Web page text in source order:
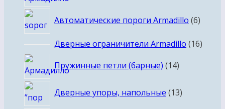
Автоматические пороги Armadillo 66
Дверные ограничители Armadillo 1616
Пружинные петли (барные) 1414
Дверные упоры, напольные 1313